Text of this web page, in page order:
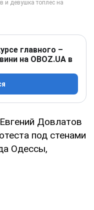
главного –
на OBOZ.UA в
Довлатов
под стенами
Одессы,